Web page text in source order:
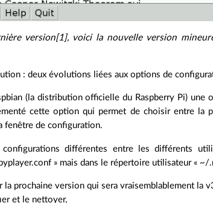
version[1], voici la nouvelle version
: deux évolutions liées aux options de
(la distribution officielle du Raspberry Pi)
cette option qui permet de choisir entre la
fenêtre de configuration.
différentes entre les différents
» mais dans le répertoire utilisateur « ~/
la prochaine version qui sera vraisemblablement la
et le nettoyer,